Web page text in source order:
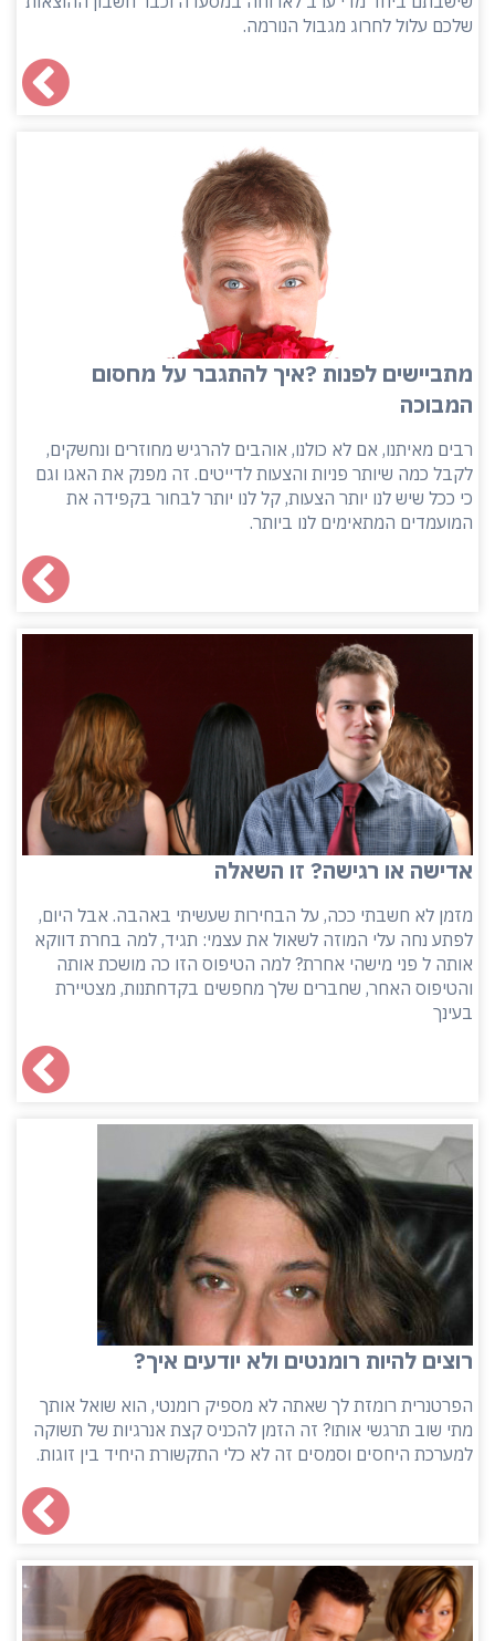
שלכם עלול לחרוג מגבול הנורמה.
מתביישים לפנות ?איך להתגבר על מחסום
המבוכה
רבים מאיתנו, אם לא כולנו, אוהבים להרגיש מחוזרים ונחשקים,
לקבל כמה שיותר פניות והצעות לדייטים. זה מפנק את האגו וגם
כי ככל שיש לנו יותר הצעות, קל לנו יותר לבחור בקפידה את
המועמדים המתאימים לנו ביותר.
אדישה או רגישה? זו השאלה
מזמן לא חשבתי ככה, על הבחירות שעשיתי באהבה. אבל היום,
לפתע נחה עלי המוזה לשאול את עצמי: תגיד, למה בחרת דווקא
אותה ל פני מישהי אחרת? למה הטיפוס הזו כה מושכת אותה
והטיפוס האחר, שחברים שלך מחפשים בקדחתנות, מצטיירת
בעינך
רוצים להיות רומנטים ולא יודעים איך?
הפרטנרית רומזת לך שאתה לא מספיק רומנטי, הוא שואל אותך
מתי שוב תרגשי אותו? זה הזמן להכניס קצת אנרגיות של תשוקה
למערכת היחסים וסמסים זה לא כלי התקשורת היחיד בין זוגות.